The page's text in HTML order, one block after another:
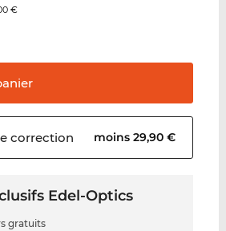
€
correction moins 29,90 €
Edel-Optics
gratuits